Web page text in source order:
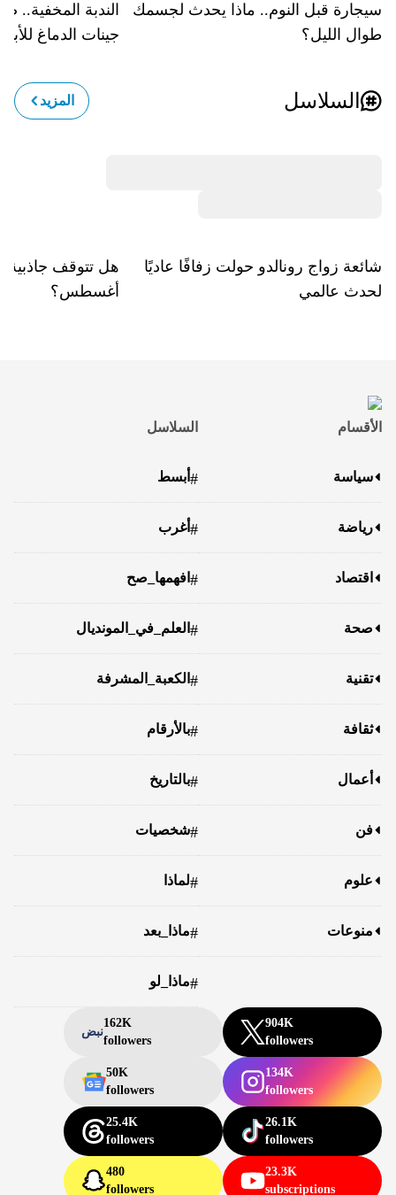
سيجارة قبل النوم.. ماذا يحدث لجسمك
طوال الليل؟
الندبة المخفية..
جينات الدماغ للأبد
السلاسل المزيد
شائعة زواج رونالدو حولت زفافًا عاديًا
لحدث عالمي
أغسطس؟
الأقسام
سياسة
رياضة
اقتصاد
صحة
تقنية
ثقافة
أعمال
فن
علوم
منوعات
السلاسل
# أبسط
#أغرب
# افهمها_صح
# العلم_في_المونديال
# الكعبة_المشرفة
#بالأرقام
#بالتاريخ
#شخصيات
#لماذا
#ماذا_بعد
#ماذا_لو
904K
followers
162K
followers
نبض
134K
followers
50K
followers
26.1K
followers
25.4K
followers
23.3K
subscriptions
480
followers